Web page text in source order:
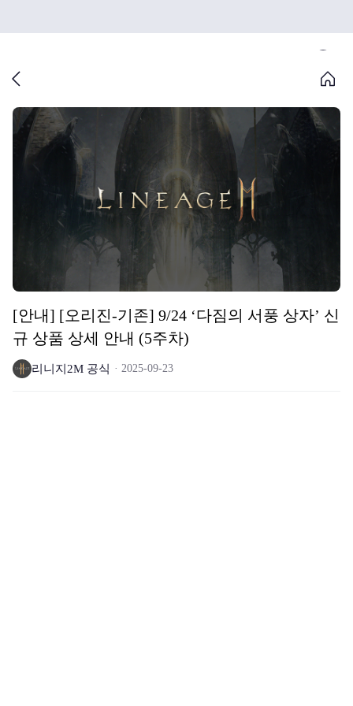
[안내] [오리진-기존] 9/24 ‘다짐의 서풍 상자’ 신
규 상품 상세 안내 (5주차)
리니지2M 공식 2025-09-23